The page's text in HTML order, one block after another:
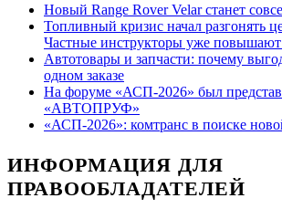
Новый Range Rover Velar станет
Топливный кризис начал разгонять
Частные инструкторы уже
Автотовары и запчасти: почему
одном заказе
На форуме «АСП-2026» был
«АВТОПРУФ»
«АСП-2026»: комтранс в поиске
ИНФОРМАЦИЯ ДЛЯ
ПРАВООБЛАДАТЕЛЕЙ